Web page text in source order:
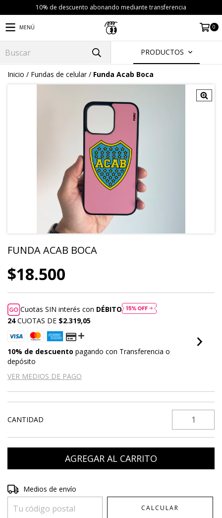
10% de descuento abonando mediante transferencia
MENÚ 0
PRODUCTOS
Inicio / Fundas de celular / Funda Acab Boca
FUNDA ACAB BOCA
$18.500
Cuotas SIN interés con DÉBITO
24 CUOTAS DE $2.319,05
10% de descuento pagando con Transferencia o
depósito
VER MEDIOS DE PAGO
CANTIDAD
Entregas para el CP:
Medios de envío
CALCULAR